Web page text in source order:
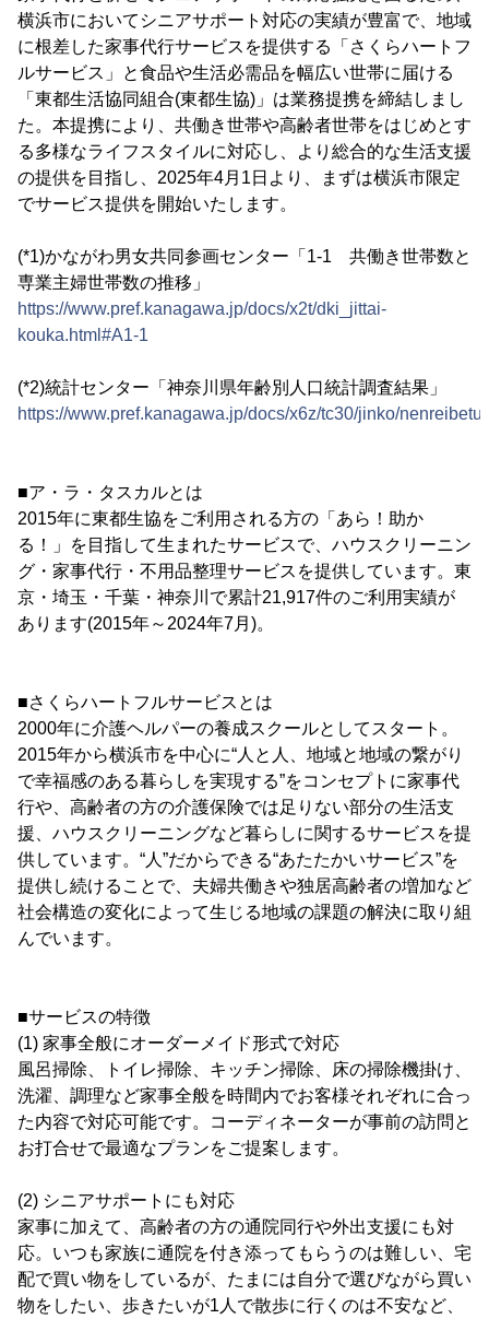
横浜市においてシニアサポート対応の実績が豊富で、地域
に根差した家事代行サービスを提供する「さくらハートフ
ルサービス」と食品や生活必需品を幅広い世帯に届ける
「東都生活協同組合(東都生協)」は業務提携を締結しまし
た。本提携により、共働き世帯や高齢者世帯をはじめとす
る多様なライフスタイルに対応し、より総合的な生活支援
の提供を目指し、2025年4月1日より、まずは横浜市限定
でサービス提供を開始いたします。
(*1)かながわ男女共同参画センター「1-1 共働き世帯数と
専業主婦世帯数の推移」
https://www.pref.kanagawa.jp/docs/x2t/dki_jittai-
kouka.html#A1-1
(*2)統計センター「神奈川県年齢別人口統計調査結果」
https://www.pref.kanagawa.jp/docs/x6z/tc30/jinko/
■ア・ラ・タスカルとは
2015年に東都生協をご利用される方の「あら！助か
る！」を目指して生まれたサービスで、ハウスクリーニン
グ・家事代行・不用品整理サービスを提供しています。東
京・埼玉・千葉・神奈川で累計21,917件のご利用実績が
あります(2015年～2024年7月)。
■さくらハートフルサービスとは
2000年に介護ヘルパーの養成スクールとしてスタート。
2015年から横浜市を中心に“人と人、地域と地域の繋がり
で幸福感のある暮らしを実現する”をコンセプトに家事代
行や、高齢者の方の介護保険では足りない部分の生活支
援、ハウスクリーニングなど暮らしに関するサービスを提
供しています。“人”だからできる“あたたかいサービス”を
提供し続けることで、夫婦共働きや独居高齢者の増加など
社会構造の変化によって生じる地域の課題の解決に取り組
んでいます。
■サービスの特徴
(1) 家事全般にオーダーメイド形式で対応
風呂掃除、トイレ掃除、キッチン掃除、床の掃除機掛け、
洗濯、調理など家事全般を時間内でお客様それぞれに合っ
た内容で対応可能です。コーディネーターが事前の訪問と
お打合せで最適なプランをご提案します。
(2) シニアサポートにも対応
家事に加えて、高齢者の方の通院同行や外出支援にも対
応。いつも家族に通院を付き添ってもらうのは難しい、宅
配で買い物をしているが、たまには自分で選びながら買い
物をしたい、歩きたいが1人で散歩に行くのは不安など、